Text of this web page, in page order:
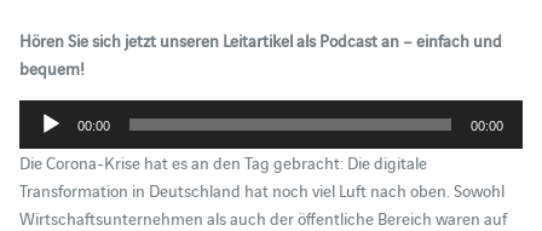
Hören Sie sich jetzt unseren Leitartikel als Podcast an – einfach und
bequem!
Audio-
Player
00:00 00:00
Die Corona-Krise hat es an den Tag gebracht: Die digitale
Transformation in Deutschland hat noch viel Luft nach oben. Sowohl
Wirtschaftsunternehmen als auch der öffentliche Bereich waren auf